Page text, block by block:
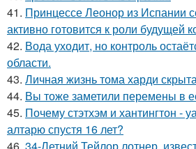
41. Принцессе Леонор из Испании
активно готовится к роли будущей
42. Вода уходит, но контроль
области.
43. Личная жизнь тома харди
44. Вы тоже заметили перемены в
45. Почему стэтхэм и хантингтон -
алтарю спустя 16 лет?